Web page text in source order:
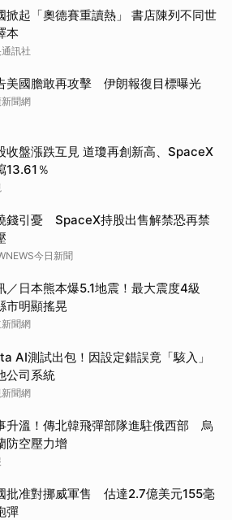
掀起「奧德賽重讀熱」 書店陳列不同世
本
訊社
美國膽敢再攻擊 伊朗報復目標曝光
聞網
收盤漲跌互見 道瓊再創新高、SpaceX
13.61％
錢引憂 SpaceX持股出售解禁恐再禁
今日新聞
／日本熊本爆5.1地震！最大震度4級
市明顯搖晃
新聞網
AI測試出包！因設定錯誤竟「駭入」
公司系統
新聞網
升溫！傳北韓飛彈部隊進駐俄西部 烏
防空壓力增
批准對挪威軍售 估達2.7億美元155毫
彈